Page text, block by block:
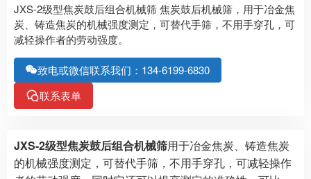
JXS-2级型焦炭鼓后组合机械筛 焦炭鼓后机械筛，用于冶金焦
炭、铸造焦炭的机械强度测定，可替代手筛，不用手穿孔，可
减轻操作者的劳动强度。
致电或微信联系我们：134-6199-6830
联系表单
JXS-2级型焦炭鼓后组合机械筛用于冶金焦炭、铸造焦炭
的机械强度测定，可替代手筛，不用手穿孔，可减轻操作